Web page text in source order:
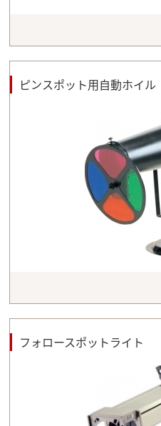
ピンスポット用自動ホイル
フォロースポットライト